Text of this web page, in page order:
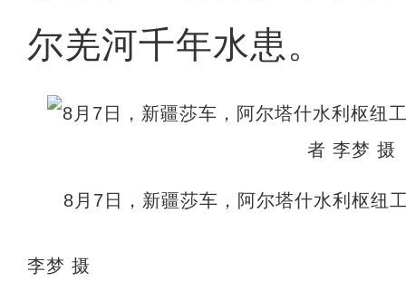
尔羌河千年水患。
8月7日，新疆莎车，阿尔塔什水利枢纽
李梦 摄